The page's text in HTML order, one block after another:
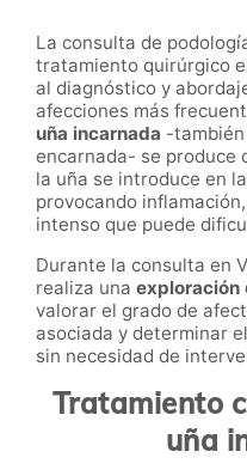
La consulta de
tratamiento quirúrgico
al diagnóstico y
afecciones más
uña incarnada -
encarnada- se produce
la uña se introduce en
provocando
intenso que puede
Durante la consulta en
realiza una exploración
valorar el grado de
asociada y determinar
sin necesidad de
Tratamiento
uña